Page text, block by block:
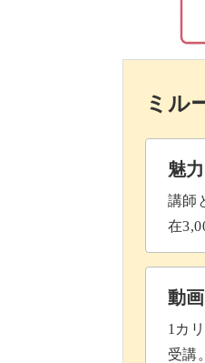
ぜひこの
さまのお
K3の
ミキ
完成♪
ミル
魅
講師
在
動
1カ
受講